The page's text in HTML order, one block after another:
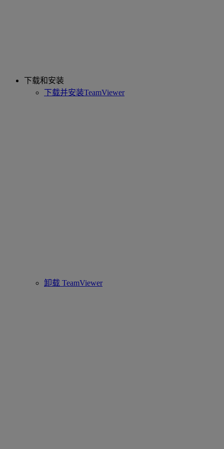
下载和安装
下载并安装TeamViewer
卸载 TeamViewer